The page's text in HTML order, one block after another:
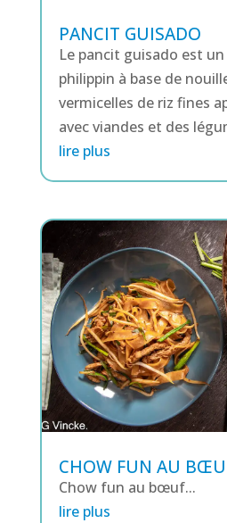
PANCIT GUISADO
Le pancit guisado est
philippin à base de
vermicelles de riz fines
avec viandes et des
lire plus
CHOW FUN AU
Chow fun au bœuf...
lire plus